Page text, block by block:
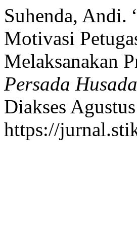
Suhenda, Andi.
Motivasi
Melaksanakan
Persada
Diakses
https://